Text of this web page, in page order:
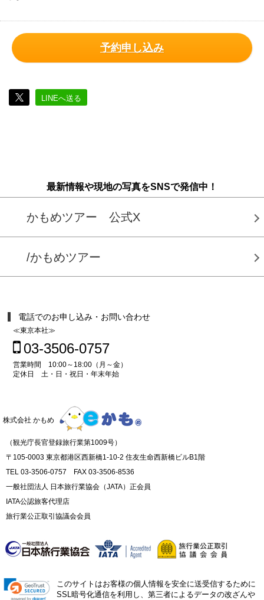
予約申し込み
LINEへ送る
最新情報や現地の写真をSNSで発信中！
かもめツアー 公式X
/かもめツアー
電話でのお申し込み・お問い合わせ
≪東京本社≫
03-3506-0757
営業時間 10:00～18:00（月～金）
定休日 土・日・祝日・年末年始
株式会社 かもめ
（観光庁長官登録旅行業第1009号）
〒105-0003 東京都港区西新橋1-10-2 住友生命西新橋ビルB1階
TEL 03-3506-0757 FAX 03-3506-8536
一般社団法人 日本旅行業協会（JATA）正会員
IATA公認旅客代理店
旅行業公正取引協議会会員
このサイトはお客様の個人情報を安全に送受信するために
SSL暗号化通信を利用し、第三者によるデータの改ざんや